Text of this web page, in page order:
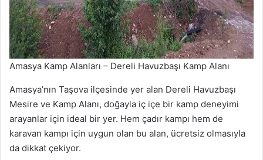
Amasya Kamp Alanları – Dereli Havuzbaşı Kamp Alanı
Amasya’nın Taşova ilçesinde yer alan Dereli Havuzbaşı
Mesire ve Kamp Alanı, doğayla iç içe bir kamp deneyimi
arayanlar için ideal bir yer. Hem çadır kampı hem de
karavan kampı için uygun olan bu alan, ücretsiz olmasıyla
da dikkat çekiyor.